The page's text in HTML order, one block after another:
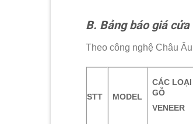
B. Bảng báo giá cửa
Theo công nghệ Châu
STT MODEL
CÁC LOẠI
GỖ
VENEER